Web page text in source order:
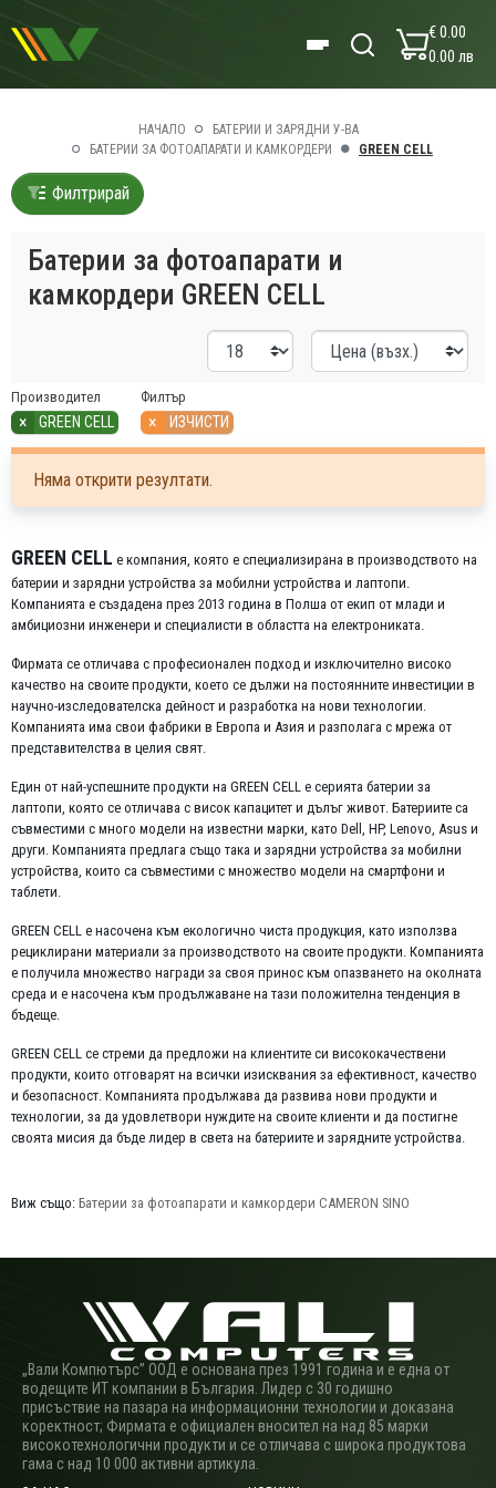
€ 0.00
0.00 лв
НАЧАЛО
БАТЕРИИ И ЗАРЯДНИ У-ВА
БАТЕРИИ ЗА ФОТОАПАРАТИ И КАМКОРДЕРИ
GREEN CELL
Филтрирай
Батерии за фотоапарати и
камкордери GREEN CELL
Производител
× GREEN CELL
Филтър
× ИЗЧИСТИ
Няма открити резултати.
GREEN CELL е компания, която е специализирана в производството на
батерии и зарядни устройства за мобилни устройства и лаптопи.
Компанията е създадена през 2013 година в Полша от екип от млади и
амбициозни инженери и специалисти в областта на електрониката.
Фирмата се отличава с професионален подход и изключително високо
качество на своите продукти, което се дължи на постоянните инвестиции в
научно-изследователска дейност и разработка на нови технологии.
Компанията има свои фабрики в Европа и Азия и разполага с мрежа от
представителства в целия свят.
Един от най-успешните продукти на GREEN CELL е серията батерии за
лаптопи, която се отличава с висок капацитет и дълъг живот. Батериите са
съвместими с много модели на известни марки, като Dell, HP, Lenovo, Asus и
други. Компанията предлага също така и зарядни устройства за мобилни
устройства, които са съвместими с множество модели на смартфони и
таблети.
GREEN CELL е насочена към екологично чиста продукция, като използва
рециклирани материали за производството на своите продукти. Компанията
е получила множество награди за своя принос към опазването на околната
среда и е насочена към продължаване на тази положителна тенденция в
бъдеще.
GREEN CELL се стреми да предложи на клиентите си висококачествени
продукти, които отговарят на всички изисквания за ефективност, качество
и безопасност. Компанията продължава да развива нови продукти и
технологии, за да удовлетвори нуждите на своите клиенти и да постигне
своята мисия да бъде лидер в света на батериите и зарядните устройства.
Виж също: Батерии за фотоапарати и камкордери CAMERON SINO
„Вали Компютърс” ООД е основана през 1991 година и е една от
водещите ИТ компании в България. Лидер с 30 годишно
присъствие на пазара на информационни технологии и доказана
коректност; Фирмата е официален вносител на над 85 марки
високотехнологични продукти и се отличава с широка продуктова
гама с над 10 000 активни артикула.